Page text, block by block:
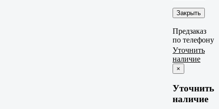
Закрыть
Предзаказ
по телефону
Уточнить
наличие
×
Уточнить
наличие